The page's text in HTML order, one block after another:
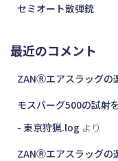
セミオート散弾銃
最近のコメント
ZANⓇエアスラッグの
モスバーグ500の試射
- 東京狩猟.log より
ZANⓇエアスラッグの